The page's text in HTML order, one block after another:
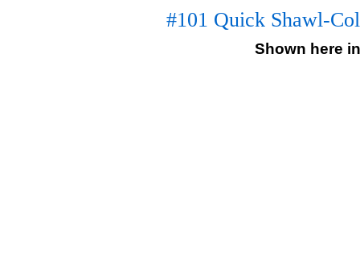
#101 Quick Shawl-
Shown here